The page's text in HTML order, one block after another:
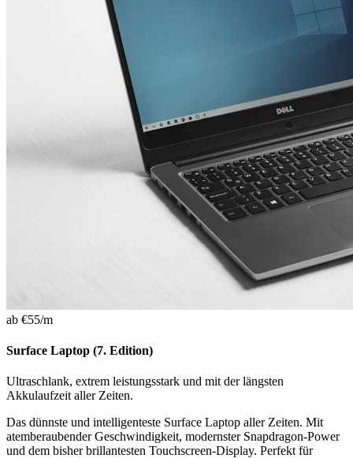
ab €55/m
Surface Laptop (7. Edition)
Ultraschlank, extrem leistungsstark und mit der längsten
Akkulaufzeit aller Zeiten.
Das dünnste und intelligenteste Surface Laptop aller Zeiten. Mit
atemberaubender Geschwindigkeit, modernster Snapdragon-Power
und dem bisher brillantesten Touchscreen-Display. Perfekt für